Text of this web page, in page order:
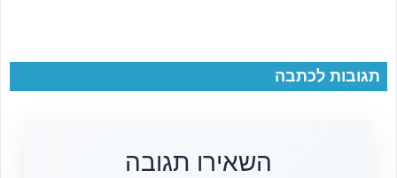
תגובות לכתבה
השאירו תגובה